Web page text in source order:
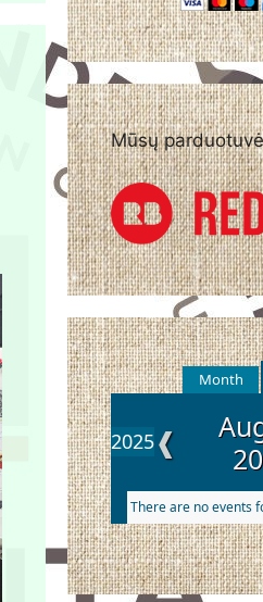
Mūsų parduotuvė
Month
2025❰
There are no events